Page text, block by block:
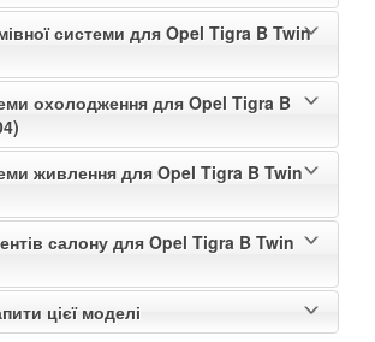
системи для Opel Tigra B Twin
охолодження для Opel Tigra B
живлення для Opel Tigra B Twin
салону для Opel Tigra B Twin
цієї моделі